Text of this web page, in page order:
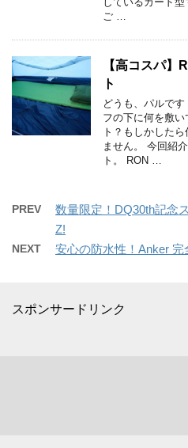
ご …
【高コスパ】
ト
どうも、パルで
フの下に何を敷
ト？もしかした
ません。 今回紹
ト。 RON …
PREV
数量限定！DQ30th記念
Z!
NEXT 安心の防水性！Anker 完
スポンサードリンク